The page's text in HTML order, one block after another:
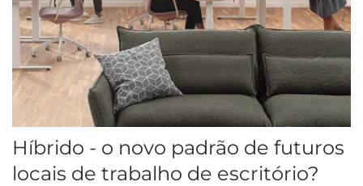
Híbrido - o novo padrão de futuros
locais de trabalho de escritório?